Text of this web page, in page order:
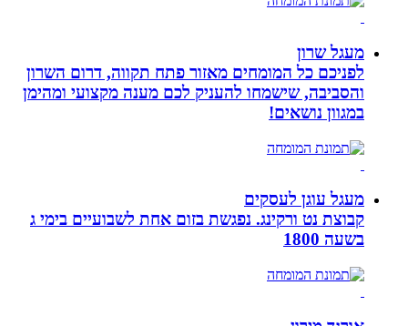
מעגל שרון
לפניכם כל המומחים מאזור פתח תקווה, דרום השרון
והסביבה, שישמחו להעניק לכם מענה מקצועי ומהימן
במגוון נושאים!
מעגל עוגן לעסקים
קבוצת נט ורקינג. נפגשת בזום אחת לשבועיים בימי ג
בשעה 1800